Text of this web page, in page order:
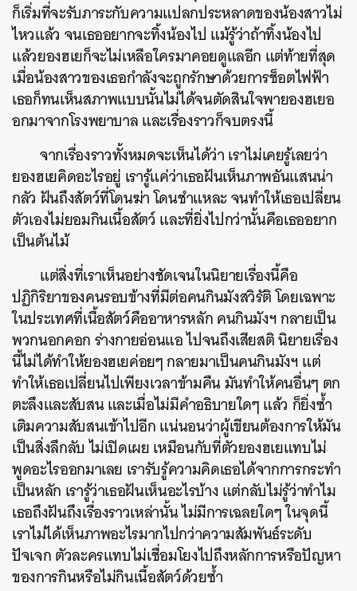
ก็เริ่มที่จะรับภาระกับความแปลกประหลาดของน้องสาวไม่
ไหวแล้ว จนเธออยากจะทิ้งน้องไป แม้รู้ว่าถ้าทิ้งน้องไป
แล้วยองฮเยก็จะไม่เหลือใครมาคอยดูแลอีก แต่ท้ายที่สุด
เมื่อน้องสาวของเธอกำลังจะถูกรักษาด้วยการช็อตไฟฟ้า
เธอก็ทนเห็นสภาพแบบนั้นไม่ได้จนตัดสินใจพายองฮเยอ
อกมาจากโรงพยาบาล และเรื่องราวก็จบตรงนี้
จากเรื่องราวทั้งหมดจะเห็นได้ว่าเราไม่เคยรู้เลยว่า
ยองฮเยคิดอะไรอยู่ เรารู้แค่ว่าเธอฝันเห็นภาพอันแสนน่า
กลัว ฝันถึงสัตว์ที่โดนฆ่า โดนชำแหละ จนทำให้เธอเปลี่ยน
ตัวเองไม่ยอมกินเนื้อสัตว์ และที่ยิ่งไปกว่านั้นคือเธออยาก
เป็นต้นไม้
แต่สิ่งที่เราเห็นอย่างชัดเจนในนิยายเรื่องนี้คือ
ปฏิกิริยาของคนรอบข้างที่มีต่อคนกินมังสวิรัติ โดยเฉพาะ
ในประเทศที่เนื้อสัตว์คืออาหารหลัก คนกินมังฯ กลายเป็น
พวกนอกคอก ร่างกายอ่อนแอ ไปจนถึงเสียสติ นิยายเรื่อง
นี้ไม่ได้ทำให้ยองฮเยค่อยๆ กลายมาเป็นคนกินมังฯ แต่
ทำให้เธอเปลี่ยนไปเพียงเวลาข้ามคืน มันทำให้คนอื่นๆ ตก
ตะลึงและสับสน และเมื่อไม่มีคำอธิบายใดๆ แล้ว ก็ยิ่งซ้ำ
เติมความสับสนเข้าไปอีก แน่นอนว่าผู้เขียนต้องการให้มัน
เป็นสิ่งลึกลับ ไม่เปิดเผย เหมือนกับที่ตัวยองฮเยแทบไม่
พูดอะไรออกมาเลย เรารับรู้ความคิดเธอได้จากการกระทำ
เป็นหลัก เรารู้ว่าเธอฝันเห็นอะไรบ้าง แต่กลับไม่รู้ว่าทำไม
เธอถึงฝันถึงเรื่องราวเหล่านั้น ไม่มีการเฉลยใดๆ ในจุดนี้
เราไม่ได้เห็นภาพอะไรมากไปกว่าความสัมพันธ์ระดับ
ปัจเจก ตัวละครแทบไม่เชื่อมโยงไปถึงหลักการหรือปัญหา
ของการกินหรือไม่กินเนื้อสัตว์ด้วยซ้ำ